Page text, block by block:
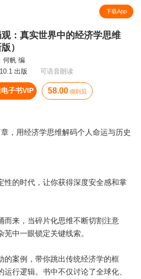
下载App
：真实世界中的经济学思维
）
何帆 编
出版
可语音朗读
子书VIP 58.00 得到贝
章，用经济学思维解码个人命运与历史
性的时代，让你获得深度安全感和掌
而来，当碎片化思维不断切割注意
中一眼锁定关键线索。
的案例，带你跳出传统经济学的框
行逻辑。书中不仅讨论了全球化、